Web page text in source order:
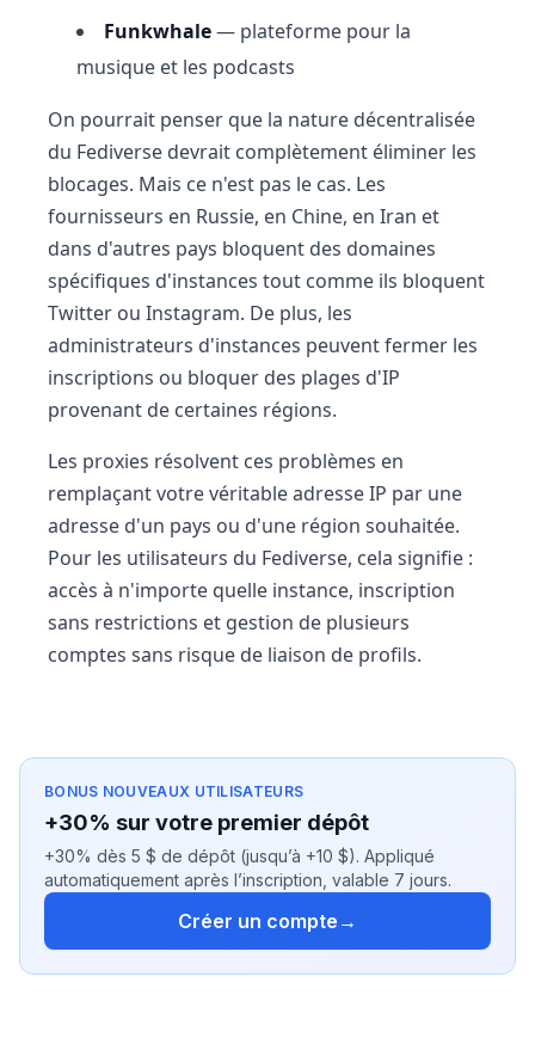
Funkwhale— plateforme pour la
musique et les podcasts
On pourrait penser que la nature décentralisée
du Fediverse devrait complètement éliminer les
blocages. Mais ce n'est pas le cas. Les
fournisseurs en Russie, en Chine, en Iran et
dans d'autres pays bloquent des domaines
spécifiques d'instances tout comme ils bloquent
Twitter ou Instagram. De plus, les
administrateurs d'instances peuvent fermer les
inscriptions ou bloquer des plages d'IP
provenant de certaines régions.
Les proxies résolvent ces problèmes en
remplaçant votre véritable adresse IP par une
adresse d'un pays ou d'une région souhaitée.
Pour les utilisateurs du Fediverse, cela signifie :
accès à n'importe quelle instance, inscription
sans restrictions et gestion de plusieurs
comptes sans risque de liaison de profils.
BONUS NOUVEAUX UTILISATEURS
+30% sur votre premier dépôt
+30% dès 5 $ de dépôt (jusqu’à +10 $). Appliqué
automatiquement après l’inscription, valable 7 jours.
Créer un compte →